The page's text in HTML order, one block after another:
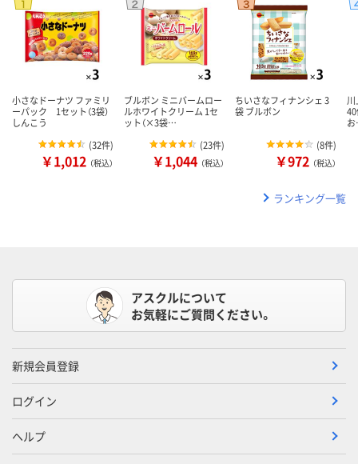
小さなドーナツ ファミリ
ーパック 1セット（3袋）
しんこう
(32件)
￥1,012 （税込）
ブルボン ミニバームロー
ルホワイトクリーム 1セ
ット（×3袋…
(23件)
￥1,044 （税込）
ちいさなフィナンシェ 3
袋 ブルボン
(8件)
￥972 （税込）
ランキング一覧
アスクルについて
お気軽にご質問ください。
新規会員登録
ログイン
ヘルプ